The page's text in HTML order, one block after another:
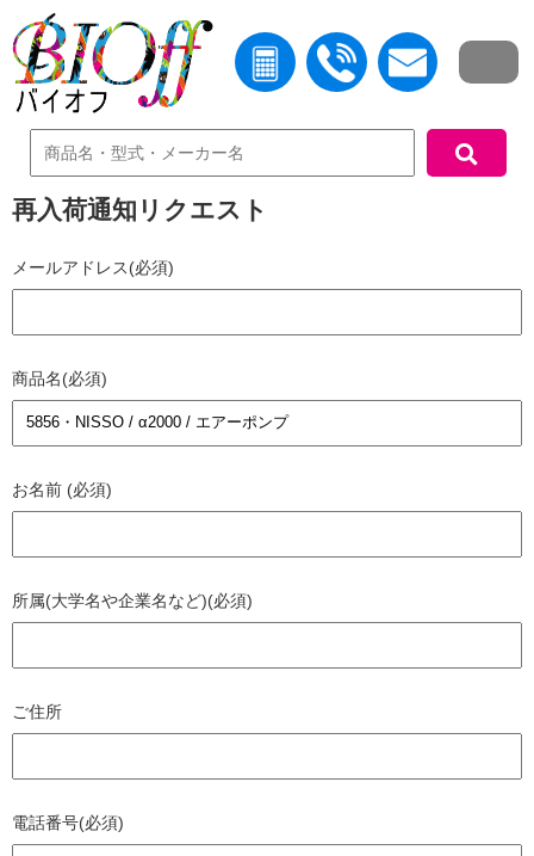
中古機器検索
再入荷通知リクエスト
メールアドレス(必須)
商品名(必須)
お名前 (必須)
所属(大学名や企業名など)(必須)
ご住所
電話番号(必須)